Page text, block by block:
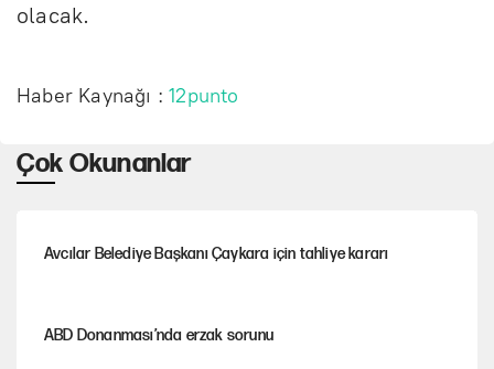
olacak.
Haber Kaynağı :12punto
Çok Okunanlar
Avcılar Belediye Başkanı Çaykara için tahliye kararı
ABD Donanması’nda erzak sorunu